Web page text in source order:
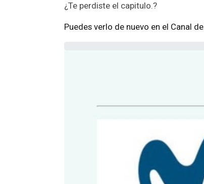
¿Te perdiste el capitulo.?
Puedes verlo de nuevo en el Canal